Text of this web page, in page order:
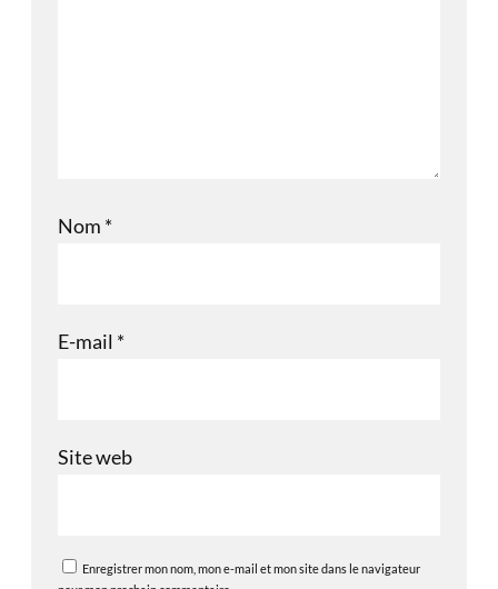
Nom *
E-mail *
Site web
Enregistrer mon nom, mon e-mail et mon site dans le navigateur